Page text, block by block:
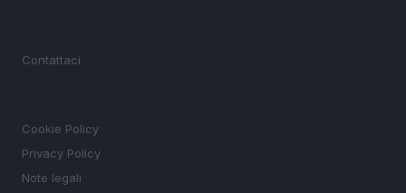
Contattaci
Cookie Policy
Privacy Policy
Note legali